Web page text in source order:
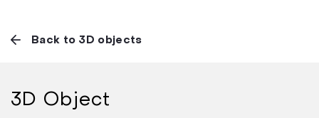
Back to 3D objects
3D Object